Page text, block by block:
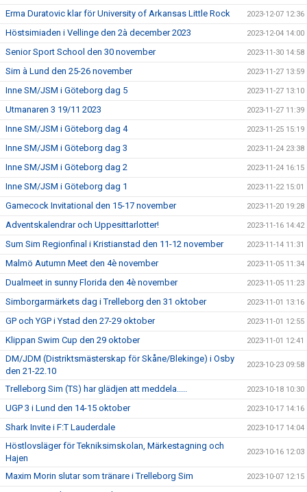
Erma Duratovic klar för University of Arkansas Little Rock 2023-12-07 12:36
Höstsimiaden i Vellinge den 2à december 2023 2023-12-04 14:00
Senior Sport School den 30 november 2023-11-30 14:58
Sim à Lund den 25-26 november 2023-11-27 13:59
Inne SM/JSM i Göteborg dag 5 2023-11-27 13:10
Utmanaren 3 19/11 2023 2023-11-27 11:39
Inne SM/JSM i Göteborg dag 4 2023-11-25 15:19
Inne SM/JSM i Göteborg dag 3 2023-11-24 23:38
Inne SM/JSM i Göteborg dag 2 2023-11-24 16:15
Inne SM/JSM i Göteborg dag 1 2023-11-22 15:01
Gamecock Invitational den 15-17 november 2023-11-20 19:28
Adventskalendrar och Uppesittarlotter! 2023-11-16 14:42
Sum Sim Regionfinal i Kristianstad den 11-12 november 2023-11-14 11:31
Malmö Autumn Meet den 4è november 2023-11-05 11:34
Dualmeet in sunny Florida den 4è november 2023-11-05 11:23
Simborgarmärkets dag i Trelleborg den 31 oktober 2023-11-01 13:16
GP och YGP i Ystad den 27-29 oktober 2023-11-01 12:55
Klippan Swim Cup den 29 oktober 2023-11-01 12:41
DM/JDM (Distriktsmästerskap för Skåne/Blekinge) i Osby
den 21-22.10
2023-10-23 09:58
Trelleborg Sim (TS) har glädjen att meddela..... 2023-10-18 10:30
UGP 3 i Lund den 14-15 oktober 2023-10-17 14:16
Shark Invite i F:T Lauderdale 2023-10-17 14:04
Höstlovsläger för Tekniksimskolan, Märkestagning och
Hajen
2023-10-16 12:03
Maxim Morin slutar som tränare i Trelleborg Sim 2023-10-07 12:15